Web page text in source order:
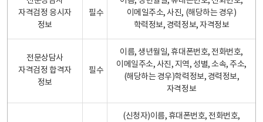
자격검정 응시자
정보
필수
이메일주소, 사진, (해당하는 경우)
학력정보, 경력정보, 자격정보
전문상담사
자격검정 합격자
정보
필수
이름, 생년월일, 휴대폰번호, 전화번호,
이메일주소, 사진, 지역, 성별, 소속, 주소,
(해당하는 경우)학력정보, 경력정보,
자격정보
(신청자)이름, 휴대폰번호, 전화번호,